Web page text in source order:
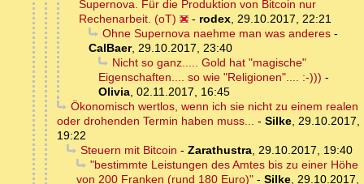
Supernova. Für die Produktion von Bitcoin nur
Rechenarbeit. (oT)
- rodex, 29.10.2017, 22:21
Ohne Supernova naehme man was anderes-
CalBaer, 29.10.2017, 23:40
Nicht so ganz..... Gold hat "magische"
Eigenschaften.... so wie "Religionen".... :-))) -
Olivia, 02.11.2017, 16:45
Ökonomisch wertlos, wenn ich sie nicht zu einem realen
oder drohenden Termin haben muss... - Silke, 29.10.2017,
19:22
Steuern mit Bitcoin - Zarathustra, 29.10.2017, 19:40
"bestimmte Leistungen des Amtes bis zu einer Höhe
von 200 Franken (rund 180 Euro)" - Silke, 29.10.2017,